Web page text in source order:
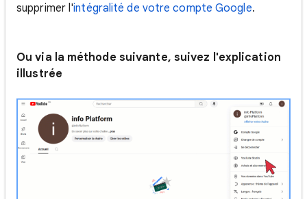
supprimer l'intégralité de votre compte Google.
Ou via la méthode suivante, suivez l'explication
illustrée